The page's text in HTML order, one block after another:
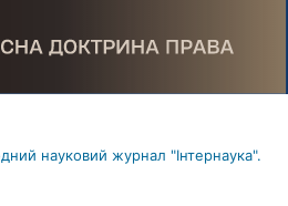
науковий журнал "Інтернаука".